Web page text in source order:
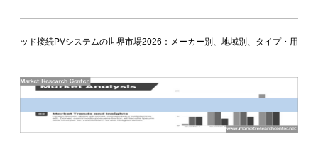
グリッド接続PVシステムの世界市場2026：メーカー別、地域別、タイプ・用途別